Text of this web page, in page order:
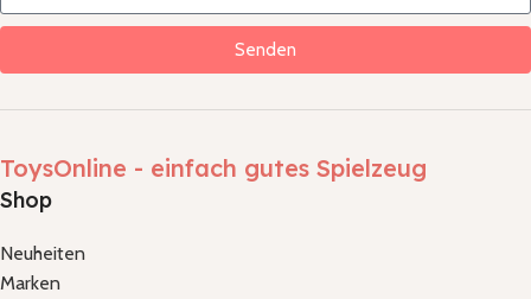
Senden
ToysOnline - einfach gutes Spielzeug
Shop
Neuheiten
Marken